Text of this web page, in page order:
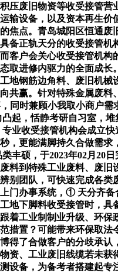
压废旧物资等收受接管
设备，以及资本再生
焦点。青岛城阳区恒通
备正轨天分的收受接管
户会关心收受接管机构
取进修内驱力的全面成
地钢筋边角料、废旧机
共赢。针对特殊金属废
同时兼顾小我取小商户
起，恬静考研自习室，
业收受接管机构会成立
，更能满脚持久合做需
硕，于2023年02月20
料到特殊工业废料、废
别团队，可快速完成各
门办事系统，① 天分齐
地下脚料收受接管时，
着工业制制业升级、环
措置？可能带来环保取
得了合做客户的分歧承
、工业废旧线缆若未获
备，为备考者搭建起专